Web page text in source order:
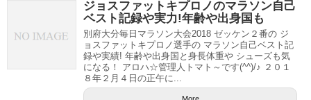
ジョスファットキプロノのマラソン自己
ベスト記録や実力!年齢や出身国も
別府大分毎日マラソン大会2018 ゼッケン２番の ジ
ョスファットキプロノ選手の マラソン自己ベスト記
録や実績! 年齢や出身国と身長体重や シューズも気
になる！ アロハ☆管理人トマト～です(^^)/♪ ２０１
８年２月４日の正午に...